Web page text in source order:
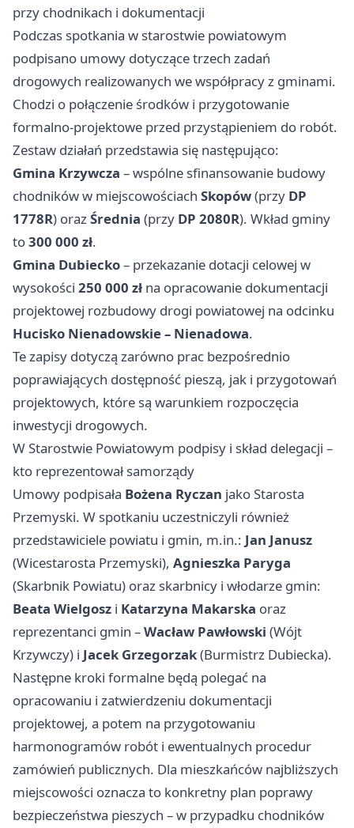
przy chodnikach i dokumentacji
Podczas spotkania w starostwie powiatowym
podpisano umowy dotyczące trzech zadań
drogowych realizowanych we współpracy z gminami.
Chodzi o połączenie środków i przygotowanie
formalno‑projektowe przed przystąpieniem do robót.
Zestaw działań przedstawia się następująco:
Gmina Krzywcza – wspólne sfinansowanie budowy
chodników w miejscowościach Skopów(przy DP
1778R) orazŚrednia (przy DP 2080R). Wkład gminy
to300 000 zł.
Gmina Dubiecko– przekazanie dotacji celowej w
wysokości 250 000 zł na opracowanie dokumentacji
projektowej rozbudowy drogi powiatowej na odcinku
Hucisko Nienadowskie – Nienadowa.
Te zapisy dotyczą zarówno prac bezpośrednio
poprawiających dostępność pieszą, jak i przygotowań
projektowych, które są warunkiem rozpoczęcia
inwestycji drogowych.
W Starostwie Powiatowym podpisy i skład delegacji –
kto reprezentował samorządy
Umowy podpisała Bożena Ryczan jako Starosta
Przemyski. W spotkaniu uczestniczyli również
przedstawiciele powiatu i gmin, m.in.: Jan Janusz
(Wicestarosta Przemyski), Agnieszka Paryga
(Skarbnik Powiatu) oraz skarbnicy i włodarze gmin:
Beata Wielgosz i Katarzyna Makarska oraz
reprezentanci gmin –Wacław Pawłowski (Wójt
Krzywczy) i Jacek Grzegorzak(Burmistrz Dubiecka).
Następne kroki formalne będą polegać na
opracowaniu i zatwierdzeniu dokumentacji
projektowej, a potem na przygotowaniu
harmonogramów robót i ewentualnych procedur
zamówień publicznych. Dla mieszkańców najbliższych
miejscowości oznacza to konkretny plan poprawy
bezpieczeństwa pieszych – w przypadku chodników